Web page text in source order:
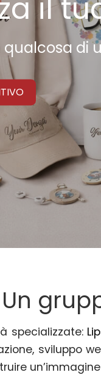
il
di
Un
specializzate:
sviluppo